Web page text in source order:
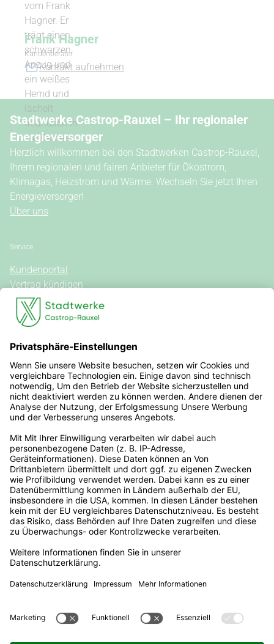
Frank Hagner
Kundenberater
Kontakt aufnehmen
Stadtwerke Castrop-Rauxel – Ihr regionaler
Energieversorger
Herzlich willkommen bei den Stadtwerken Castrop-Rauxel,
Ihrem regionalen und fairen Anbieter für Ökostrom,
Klimagas, Heizstrom und Wärme. Wechseln Sie jetzt Ihren
Energieversorger!
Über uns
Service
Kundenportal
Vertrag kündigen
Kontakt
Vertrag widerrufen
Allgemeine Hinweise
Vertragsinformationen
Stromkennzeichnung
Außergerichtliche Streitbeilegung
Steuern, Umlagen, Abgaben & Gebühren
Veröffentlichungen nach REMIT
Erklärung zur Barrierefreiheit
Rechtliches
Impressum
Datenschutz
Informationspflichten
Nutzungsbedingungen
Datenaustausch
Adresse
Lönsstraße 12
Kundenbüro